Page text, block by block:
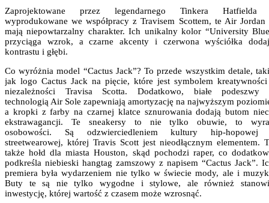
Zaprojektowane przez legendarnego Tinkera
wyprodukowane we współpracy z Travisem Scottem, te Air Jordan
mają niepowtarzalny charakter. Ich unikalny kolor “University
przyciąga wzrok, a czarne akcenty i czerwona wyściółka
kontrastu i głębi.
Co wyróżnia model “Cactus Jack”? To przede wszystkim detale,
jak logo Cactus Jack na pięcie, które jest symbolem
niezależności Travisa Scotta. Dodatkowo, białe podeszwy
technologią Air Sole zapewniają amortyzację na najwyższym
a kropki z farby na czarnej klatce sznurowania dodają butom
ekstrawagancji. Te sneakersy to nie tylko obuwie, to
osobowości. Są odzwierciedleniem kultury hip-
streetwearowej, której Travis Scott jest nieodłącznym elementem.
także hołd dla miasta Houston, skąd pochodzi raper, co
podkreśla niebieski hangtag zamszowy z napisem “Cactus Jack”.
premiera była wydarzeniem nie tylko w świecie mody, ale i
Buty te są nie tylko wygodne i stylowe, ale również
inwestycję, której wartość z czasem może wzrosnąć.